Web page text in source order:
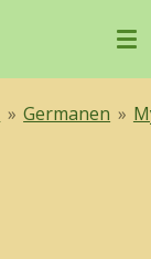
» Germanen »